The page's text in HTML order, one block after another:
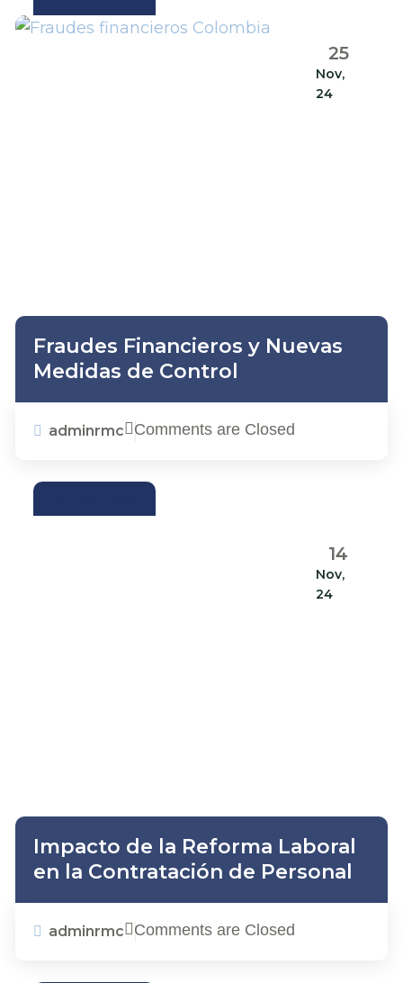
25
Nov,
24
Fraudes Financieros y Nuevas
Medidas de Control
adminrmc Comments are Closed
14
Nov,
24
Impacto de la Reforma Laboral
en la Contratación de Personal
adminrmc Comments are Closed